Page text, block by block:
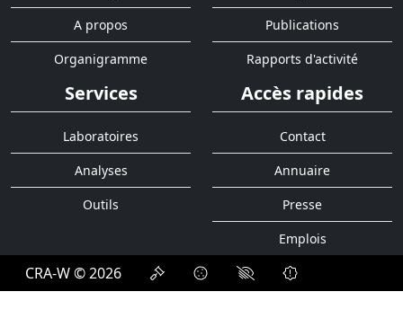
A propos
Organigramme
Publications
Rapports d'activité
Services
Laboratoires
Analyses
Outils
Accès rapides
Contact
Annuaire
Presse
Emplois
CRA-W © 2026